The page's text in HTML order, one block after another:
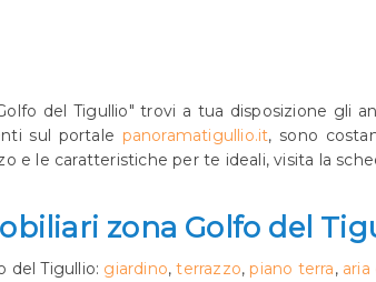
del Tigullio" trovi a tua disposizione gli
sul portale panoramatigullio.it, sono
e le caratteristiche per te ideali, visita la
zona Golfo del
del Tigullio: giardino,terrazzo,piano terra,